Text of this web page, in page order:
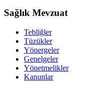
Sağlık Mevzuat
Tebliğler
Tüzükler
Yönergeler
Genelgeler
Yönetmelikler
Kanunlar